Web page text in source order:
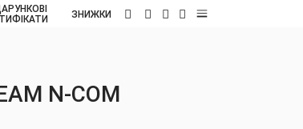
ЗНИЖКИ
UA
N-COM